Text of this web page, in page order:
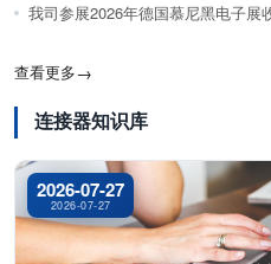
我司参展2026年德国慕尼黑电子展
查看更多→
连接器知识库
2026-07-27
2026-07-27